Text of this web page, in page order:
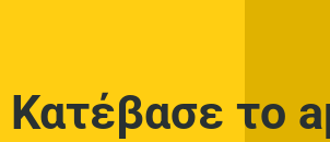
Κατέβασε το